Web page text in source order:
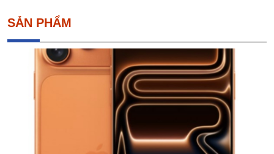
SẢN PHẨM